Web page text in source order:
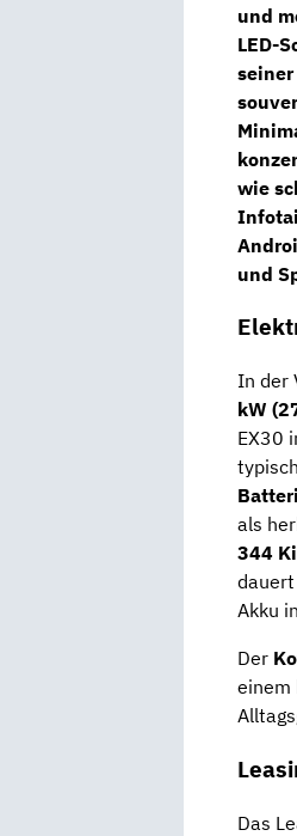
und
LED-
wie
und
In der
kW
EX30
als
344
Akku
Der
einem
Das